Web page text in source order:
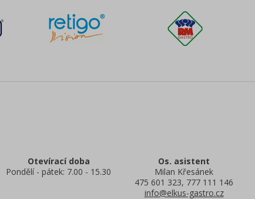
Otevírací doba
Pondělí - pátek: 7.00 - 15.30
Os. asistent
Milan Křesánek
475 601 323, 777 111 146
info@elkus-gastro.cz